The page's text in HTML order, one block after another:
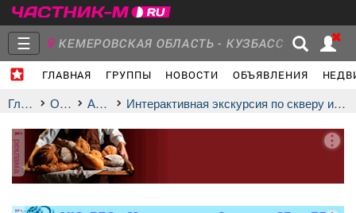
☰ КЕМЕРОВСКАЯ ОБЛАСТЬ - КУЗБАСС
ГЛАВНАЯ ГРУППЫ НОВОСТИ ОБЪЯВЛЕНИЯ
Объявления Недвижимость Услуги
Главная Отдых афиша Интерактивная экскурсия по скверу имени маршала Г.К. Жукова
реклама